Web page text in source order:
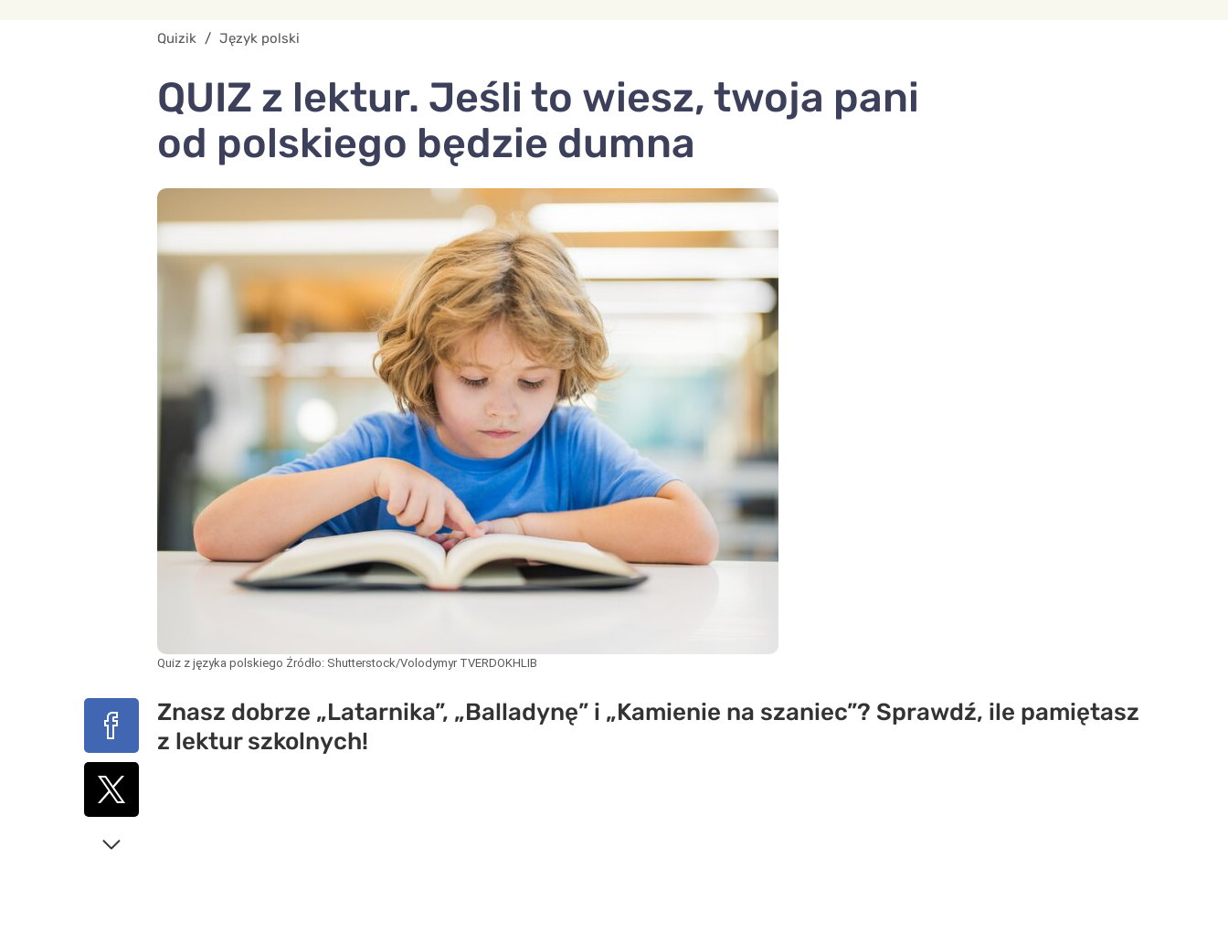
Quizik / Język polski
QUIZ z lektur. Jeśli to wiesz, twoja pani
od polskiego będzie dumna
Quiz z języka polskiego Źródło: Shutterstock/Volodymyr TVERDOKHLIB
Znasz dobrze „Latarnika”, „Balladynę” i „Kamienie na szaniec”? Sprawdź, ile pamiętasz
z lektur szkolnych!